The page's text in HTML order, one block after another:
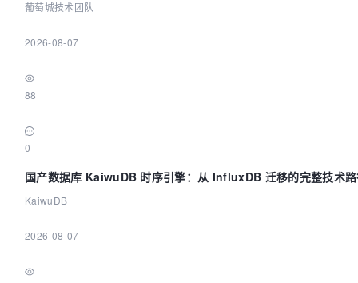
葡萄城技术团队
2026-08-07
88
0
国产数据库 KaiwuDB 时序引擎：从 InfluxDB 迁移的完整技术
KaiwuDB
2026-08-07